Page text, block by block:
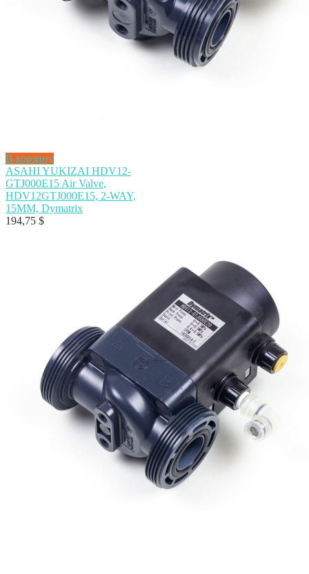
В корзину
ASAHI YUKIZAI HDV12-
GTJ000E15 Air Valve,
HDV12GTJ000E15, 2-WAY,
15MM, Dymatrix
194,75 $